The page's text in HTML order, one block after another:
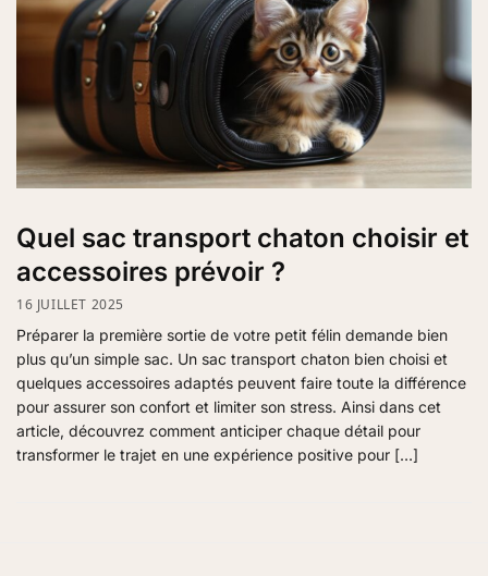
Quel sac transport chaton choisir et
accessoires prévoir ?
16 JUILLET 2025
Préparer la première sortie de votre petit félin demande bien
plus qu’un simple sac. Un sac transport chaton bien choisi et
quelques accessoires adaptés peuvent faire toute la différence
pour assurer son confort et limiter son stress. Ainsi dans cet
article, découvrez comment anticiper chaque détail pour
transformer le trajet en une expérience positive pour […]